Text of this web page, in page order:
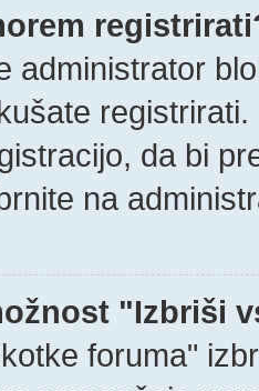
administrator
da bi
na
"Izbriši
foruma"